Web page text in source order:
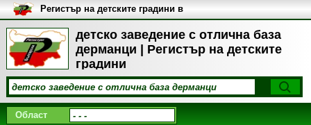
детско заведение с отлична база
дерманци | Регистър на детските
градини
Регистър на детските градини в
България
Област